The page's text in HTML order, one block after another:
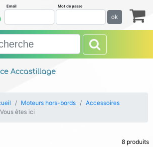
Accastillage
Email Mot de passe
ok
Moteurs hors-bords
Accessoires
Vous êtes ici
8 produits